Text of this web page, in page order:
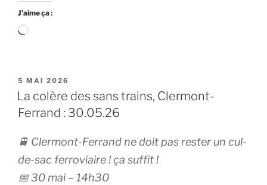
J’aime ça :
Chargement…
PUBLIÉ
LE
5 MAI 2026
La colère des sans trains, Clermont-
Ferrand : 30.05.26
🚆 Clermont-Ferrand ne doit pas rester un cul-
de-sac ferroviaire ! ça suffit !
📅 30 mai – 14h30